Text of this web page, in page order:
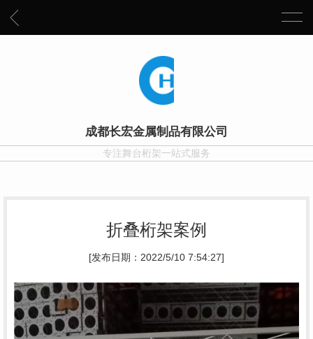
成都长宏金属制品有限公司
专注舞台桁架一站式服务
折叠桁架案例
[发布日期：2022/5/10 7:54:27]